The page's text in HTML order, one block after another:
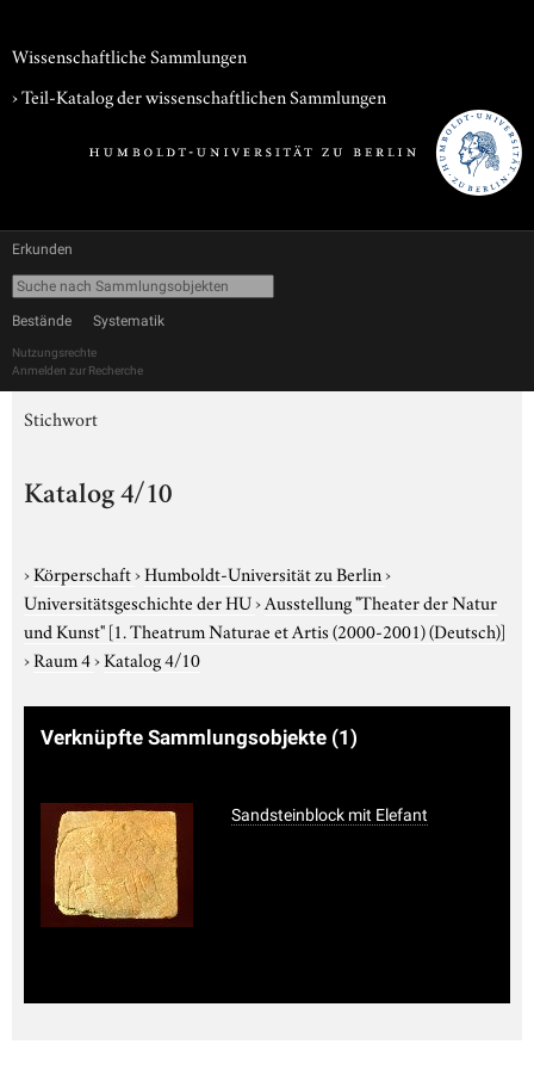
Wissenschaftliche Sammlungen
› Teil-Katalog der wissenschaftlichen Sammlungen
Erkunden
Bestände Systematik
Nutzungsrechte
Anmelden zur Recherche
Stichwort
Katalog 4/10
›Körperschaft›Humboldt-Universität zu Berlin›
Universitätsgeschichte der HU›Ausstellung "Theater der Natur
und Kunst"[1. Theatrum Naturae et Artis (2000-2001) (Deutsch)]
›Raum 4›Katalog 4/10
Verknüpfte Sammlungsobjekte (1)
Sandsteinblock mit Elefant